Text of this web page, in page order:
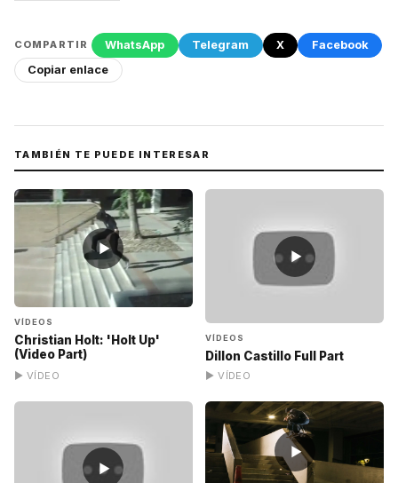
COMPARTIR WhatsApp Telegram X
Facebook
Copiar enlace
TAMBIÉN TE PUEDE INTERESAR
▶
VÍDEOS
Christian Holt: 'Holt Up'
(Video Part)
▶ VÍDEO
▶
VÍDEOS
Dillon Castillo Full Part
▶ VÍDEO
▶
▶